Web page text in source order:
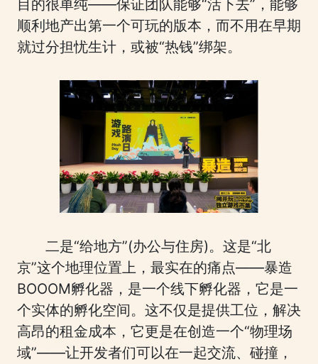
目的很单纯——保证团队能够“活下去”，能够
顺利地产出第一个可玩的版本，而不用在早期
就过分担忧生计，或被“热钱”绑架。
二是“给地方”(办公与住房)。这是“北
京”这个地理位置上，最实在的痛点——暴造
BOOOM孵化器，是一个线下孵化器，它是一
个实体的孵化空间。这不仅是提供工位，解决
高昂的租金成本，它更是在创造一个“物理场
域”——让开发者们可以在一起交流、碰撞，